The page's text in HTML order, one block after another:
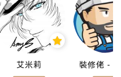
艾米莉